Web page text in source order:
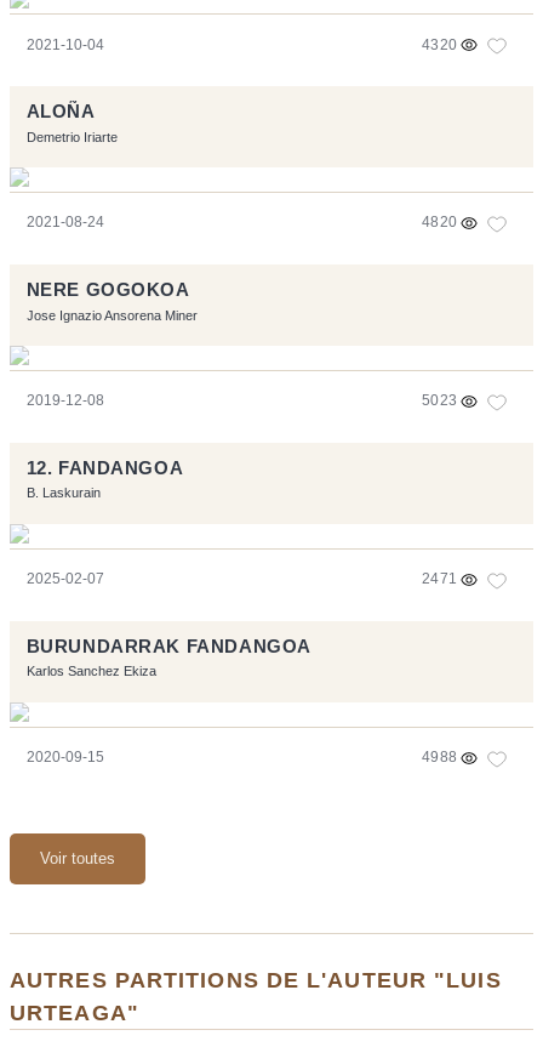
2021-10-04 4320
ALOÑA
Demetrio Iriarte
2021-08-24 4820
NERE GOGOKOA
Jose Ignazio Ansorena Miner
2019-12-08 5023
12. FANDANGOA
B. Laskurain
2025-02-07 2471
BURUNDARRAK FANDANGOA
Karlos Sanchez Ekiza
2020-09-15 4988
Voir toutes
AUTRES PARTITIONS DE L'AUTEUR "LUIS
URTEAGA"